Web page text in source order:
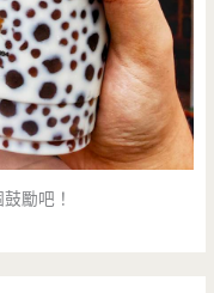
勵吧！